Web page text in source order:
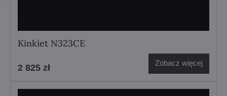
Kinkiet N323CE
2 825 zł Zobacz więcej